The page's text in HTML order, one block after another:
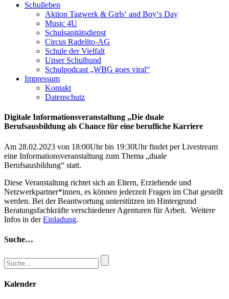
Schulleben
Aktion Tagwerk & Girls‘ and Boy‘s Day
Music 4U
Schulsanitätsdienst
Circus Radelito-AG
Schule der Vielfalt
Unser Schulhund
Schulpodcast „WBG goes viral“
Impressum
Kontakt
Datenschutz
Digitale Informationsveranstaltung „Die duale
Berufsausbildung als Chance für eine berufliche Karriere
Am 28.02.2023 von 18:00Uhr bis 19:30Uhr findet per Livestream
eine Informationsveranstaltung zum Thema „duale
Berufsausbildung“ statt.
Diese Veranstaltung richtet sich an Eltern, Erziehende und
Netzwerkpartner*innen, es können jederzeit Fragen im Chat gestellt
werden. Bei der Beantwortung unterstützen im Hintergrund
Beratungsfachkräfte verschiedener Agenturen für Arbeit. Weitere
Infos in derEinladung.
Suche…
Kalender